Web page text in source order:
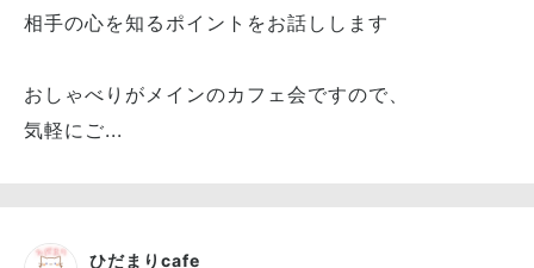
相手の心を知るポイントをお話しします
おしゃべりがメインのカフェ会ですので、
気軽にご...
ひだまりcafe